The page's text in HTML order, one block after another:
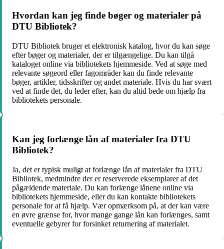
Hvordan kan jeg finde bøger og materialer på
DTU Bibliotek?
DTU Bibliotek bruger et elektronisk katalog, hvor du kan søge
efter bøger og materialer, der er tilgængelige. Du kan tilgå
kataloget online via bibliotekets hjemmeside. Ved at søge med
relevante søgeord eller fagområder kan du finde relevante
bøger, artikler, tidsskrifter og andet materiale. Hvis du har svært
ved at finde det, du leder efter, kan du altid bede om hjælp fra
bibliotekets personale.
Kan jeg forlænge lån af materialer fra DTU
Bibliotek?
Ja, det er typisk muligt at forlænge lån af materialer fra DTU
Bibliotek, medmindre der er reserverede eksemplarer af det
pågældende materiale. Du kan forlænge lånene online via
bibliotekets hjemmeside, eller du kan kontakte bibliotekets
personale for at få hjælp. Vær opmærksom på, at der kan være
en øvre grænse for, hvor mange gange lån kan forlænges, samt
eventuelle gebyrer for forsinket returnering af materialet.